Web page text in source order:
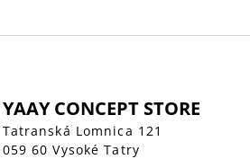
YAAY CONCEPT STORE
Tatranská Lomnica 121
059 60 Vysoké Tatry